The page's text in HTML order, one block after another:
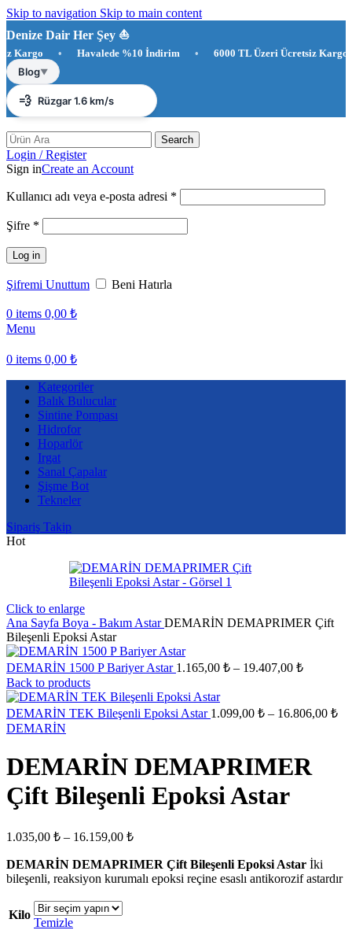
Skip to navigation Skip to main content
Denize Dair Her Şey ⛵️
• Havalede %10 İndirim • 6000 TL Üzeri Ücretsiz Kargo
Blog▼
☀️ Antalya 27°C
💨 Rüzgar 1.6 km/s
💧 Nem %83
Search
Login / Register
Sign inCreate an Account
Kullanıcı adı veya e-posta adresi *
Şifre *
Log in
Şifremi Unuttum Beni Hatırla
0 items 0,00 ₺
Menu
0 items 0,00 ₺
Kategoriler
Balık Bulucular
Sintine Pompası
Hidrofor
Hoparlör
Irgat
Sanal Çapalar
Şişme Bot
Tekneler
Sipariş Takip
Hot
Click to enlarge
Ana Sayfa Boya - Bakım AstarDEMARİN DEMAPRIMER Çift
Bileşenli Epoksi Astar
DEMARİN 1500 P Bariyer Astar 1.165,00 ₺ – 19.407,00 ₺Fiyat
-
Back to products
DEMARİN TEK Bileşenli Epoksi Astar 1.099,00 ₺ – 16.806,00 ₺
DEMARİN
DEMARİN DEMAPRIMER
Çift Bileşenli Epoksi Astar
1.035,00 ₺ – 16.159,00 ₺Fiyat
1.035,00 ₺
-
DEMARİN DEMAPRIMER Çift Bileşenli Epoksi Astar İki
bileşenli, reaksiyon kurumalı epoksi reçine esaslı antikorozif astardır
Kilo
Temizle